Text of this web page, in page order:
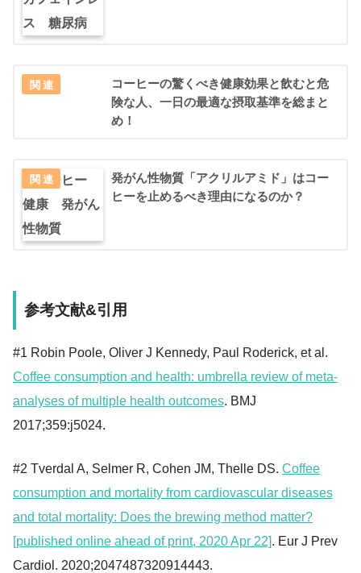
コーヒーの驚くべき健康効果と飲むと危
険な人、一日の最適な摂取基準を総まと
め！
発がん性物質「アクリルアミド」はコー
ヒーを止めるべき理由になるのか？
参考文献&引用
#1 Robin Poole, Oliver J Kennedy, Paul Roderick, et al.
Coffee consumption and health: umbrella review of meta-
analyses of multiple health outcomes. BMJ
2017;359:j5024.
#2 Tverdal A, Selmer R, Cohen JM, Thelle DS. Coffee
consumption and mortality from cardiovascular diseases
and total mortality: Does the brewing method matter?
[published online ahead of print, 2020 Apr 22]. Eur J Prev
Cardiol. 2020;2047487320914443.